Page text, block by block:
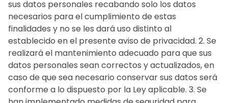
sus datos personales recabando solo los datos
necesarios para el cumplimiento de estas
finalidades y no se les dará uso distinto al
establecido en el presente aviso de privacidad. 2. Se
realizará el mantenimiento adecuado para que sus
datos personales sean correctos y actualizados, en
caso de que sea necesario conservar sus datos será
conforme a lo dispuesto por la Ley aplicable. 3. Se